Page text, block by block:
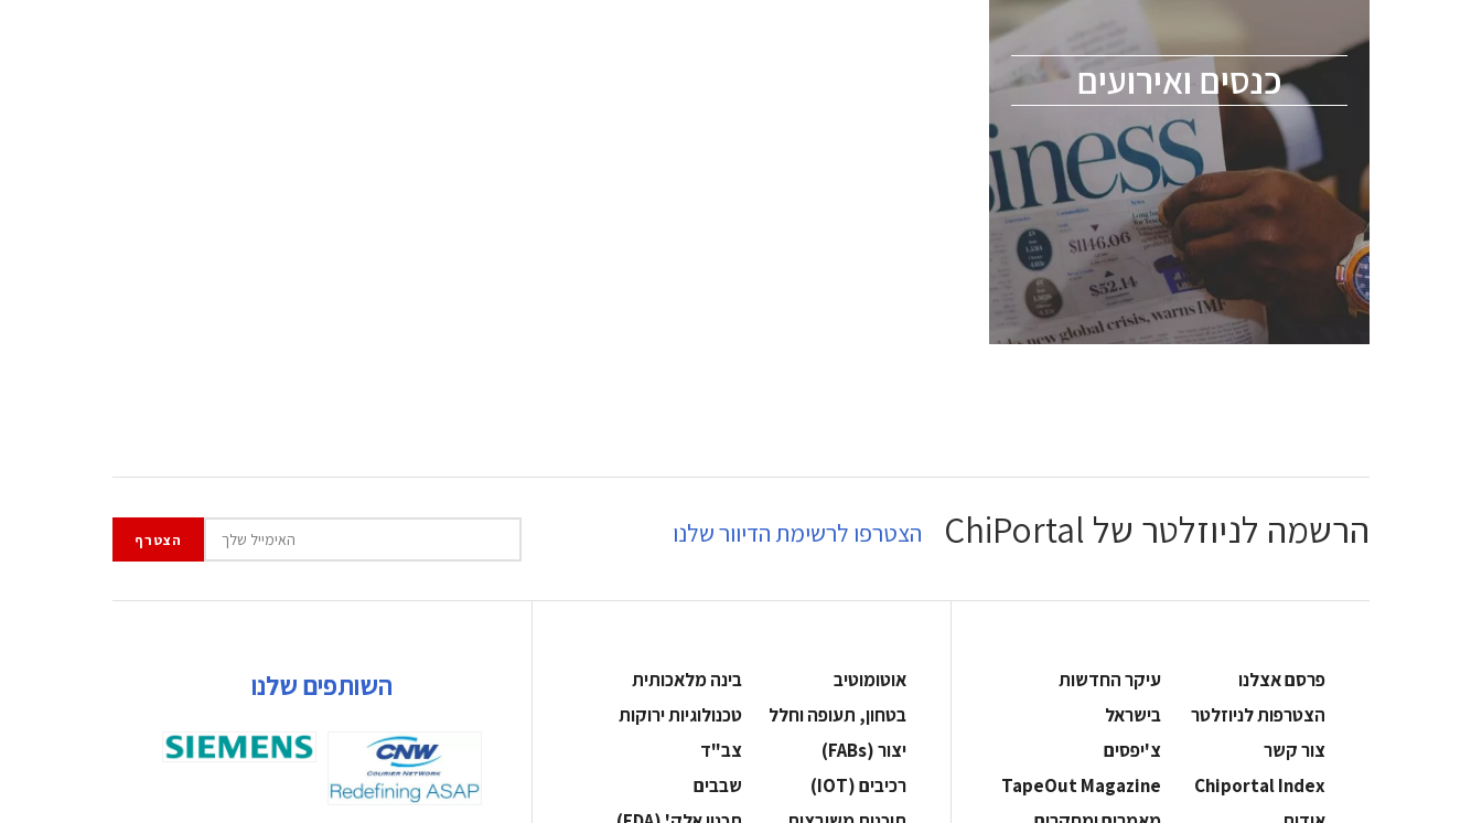
כנסים ואירועים
הסמיקונדקטור כולל מהנדסים, מומחים מקצועיים
ChipEx2026 will be held on May 12-13,
2026. The conference is intended for
everyone involved in the semiconductor
industry, including engineers, professional
experts, and senior executives.
לחץ לפרטים
הרשמה לניוזלטר של ChiPortal הצטרפו לרשימת הדיוור שלנו
פרסם אצלנו
עיקר החדשות
הצטרפות לניוזלטר
בישראל
צור קשר
צ'יפסים
Chiportal Index
TapeOut Magazine
אוטומוטיב
בינה מלאכותית
בטחון, תעופה וחלל
‫טכנולוגיות ירוקות‬
‫יצור (‪(FABs‬‬
‫צב"ד‬
‫רכיבים‬ (IOT)
‫שבבים‬
השותפים שלנו